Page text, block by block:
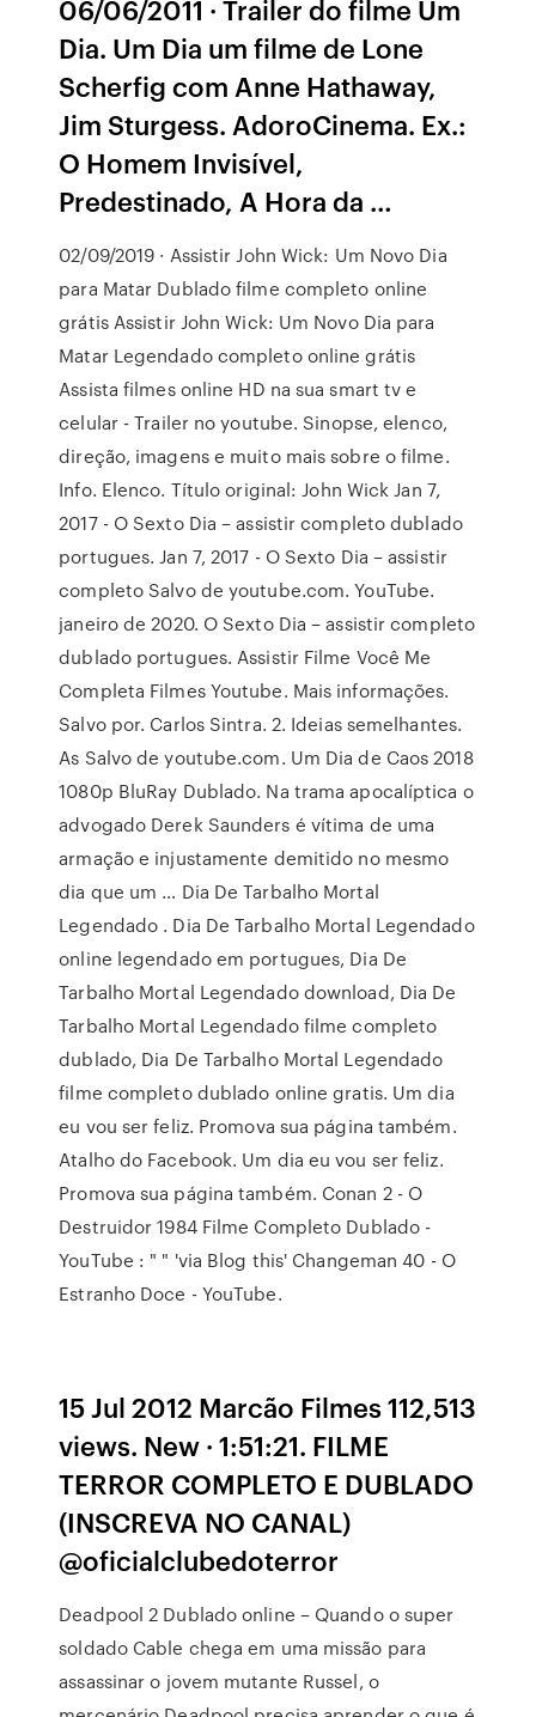
06/06/2011 · Trailer do filme Um
Dia. Um Dia um filme de Lone
Scherfig com Anne Hathaway,
Jim Sturgess. AdoroCinema. Ex.:
O Homem Invisível,
Predestinado, A Hora da …
02/09/2019 · Assistir John Wick: Um Novo Dia
para Matar Dublado filme completo online
grátis Assistir John Wick: Um Novo Dia para
Matar Legendado completo online grátis
Assista filmes online HD na sua smart tv e
celular - Trailer no youtube. Sinopse, elenco,
direção, imagens e muito mais sobre o filme.
Info. Elenco. Título original: John Wick Jan 7,
2017 - O Sexto Dia – assistir completo dublado
portugues. Jan 7, 2017 - O Sexto Dia – assistir
completo Salvo de youtube.com. YouTube.
janeiro de 2020. O Sexto Dia – assistir completo
dublado portugues. Assistir Filme Você Me
Completa Filmes Youtube. Mais informações.
Salvo por. Carlos Sintra. 2. Ideias semelhantes.
As Salvo de youtube.com. Um Dia de Caos 2018
1080p BluRay Dublado. Na trama apocalíptica o
advogado Derek Saunders é vítima de uma
armação e injustamente demitido no mesmo
dia que um … Dia De Tarbalho Mortal
Legendado . Dia De Tarbalho Mortal Legendado
online legendado em portugues, Dia De
Tarbalho Mortal Legendado download, Dia De
Tarbalho Mortal Legendado filme completo
dublado, Dia De Tarbalho Mortal Legendado
filme completo dublado online gratis. Um dia
eu vou ser feliz. Promova sua página também.
Atalho do Facebook. Um dia eu vou ser feliz.
Promova sua página também. Conan 2 - O
Destruidor 1984 Filme Completo Dublado -
YouTube : " " 'via Blog this' Changeman 40 - O
Estranho Doce - YouTube.
15 Jul 2012 Marcão Filmes 112,513
views. New · 1:51:21. FILME
TERROR COMPLETO E DUBLADO
(INSCREVA NO CANAL)
@oficialclubedoterror
Deadpool 2 Dublado online – Quando o super
soldado Cable chega em uma missão para
assassinar o jovem mutante Russel, o